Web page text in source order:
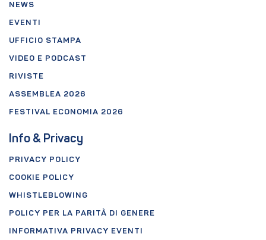
NEWS
EVENTI
UFFICIO STAMPA
VIDEO E PODCAST
RIVISTE
ASSEMBLEA 2026
FESTIVAL ECONOMIA 2026
Info & Privacy
PRIVACY POLICY
COOKIE POLICY
WHISTLEBLOWING
POLICY PER LA PARITÀ DI GENERE
INFORMATIVA PRIVACY EVENTI